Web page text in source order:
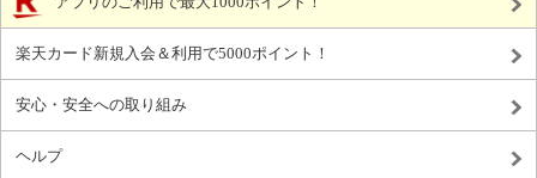
楽天カード新規入会＆利用で5000ポイント！
安心・安全への取り組み
ヘルプ